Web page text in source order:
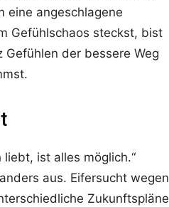
eine angeschlagene
Gefühlschaos steckst, bist
der bessere Weg
liebt, ist alles möglich.“
aus. Eifersucht wegen
Zukunftspläne